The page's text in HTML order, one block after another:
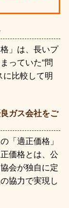
」は、長いプ
っていた"問
に比較して明
ガス会社をご
「適正価格」
価格とは、公
会が独自に定
協力で実現し